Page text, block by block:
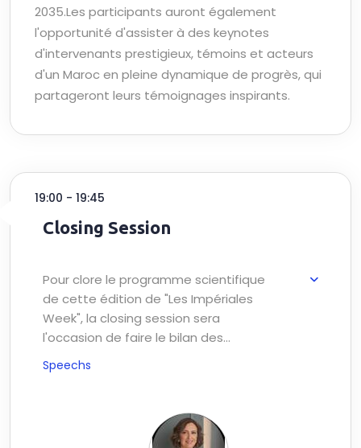
2035.Les participants auront également
l'opportunité d'assister à des keynotes
d'intervenants prestigieux, témoins et acteurs
d'un Maroc en pleine dynamique de progrès, qui
partageront leurs témoignages inspirants.
19:00 - 19:45
Closing Session
Pour clore le programme scientifique
de cette édition de "Les Impériales
Week", la closing session sera
l'occasion de faire le bilan des
échanges qui ont animé les débats.
Les idées phares qui ont émergé
avec les objectifs de 2035.
Speechs